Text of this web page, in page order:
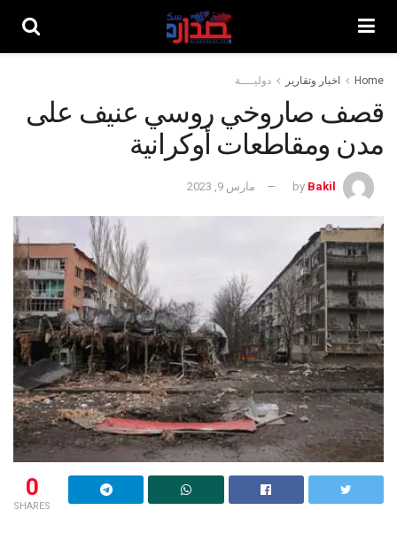
Home اخبار وتقارير دوليــــة
قصف صاروخي روسي عنيف على
مدن ومقاطعات أوكرانية
by Bakil مارس 9, 2023
0
SHARES